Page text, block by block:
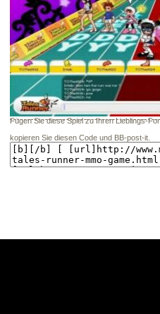
Fügen Sie diese Spiel zu Ihren Lieblings-
kopieren Sie diesen Code und BB-post-it.